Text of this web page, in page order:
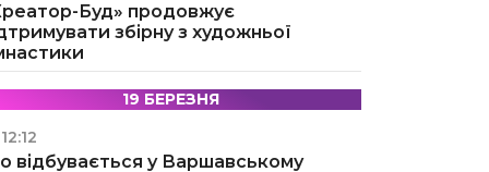
Буд» продовжує
збірну з художньої
19 БЕРЕЗНЯ
12:12
відбувається у Варшавському